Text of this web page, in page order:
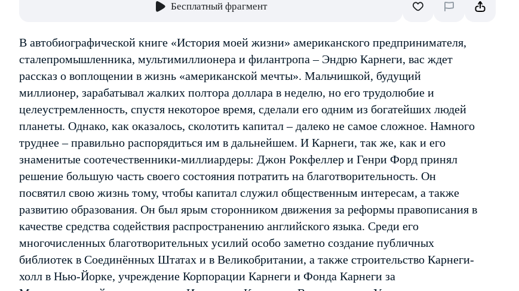
Бесплатный фрагмент
В автобиографической книге «История моей жизни» американского предпринимателя,
сталепромышленника, мультимиллионера и филантропа – Эндрю Карнеги, вас ждет
рассказ о воплощении в жизнь «американской мечты». Мальчишкой, будущий
миллионер, зарабатывал жалких полтора доллара в неделю, но его трудолюбие и
целеустремленность, спустя некоторое время, сделали его одним из богатейших людей
планеты. Однако, как оказалось, сколотить капитал – далеко не самое сложное. Намного
труднее – правильно распорядиться им в дальнейшем. И Карнеги, так же, как и его
знаменитые соотечественники-миллиардеры: Джон Рокфеллер и Генри Форд принял
решение большую часть своего состояния потратить на благотворительность. Он
посвятил свою жизнь тому, чтобы капитал служил общественным интересам, а также
развитию образования. Он был ярым сторонником движения за реформы правописания в
качестве средства содействия распространению английского языка. Среди его
многочисленных благотворительных усилий особо заметно создание публичных
библиотек в Соединённых Штатах и в Великобритании, а также строительство Карнеги-
холл в Нью-Йорке, учреждение Корпорации Карнеги и Фонда Карнеги за